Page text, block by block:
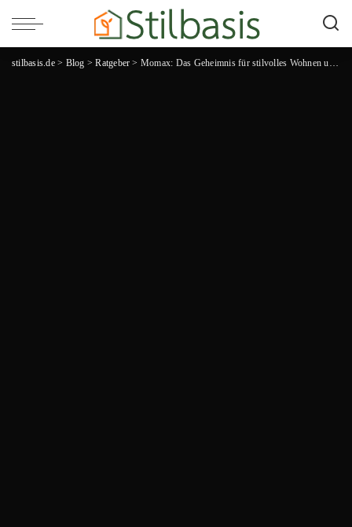
stilbasis.de> Blog >Ratgeber > Momax: Das Geheimnis für stilvolles Wohnen und maximale Gemütlichkeit!